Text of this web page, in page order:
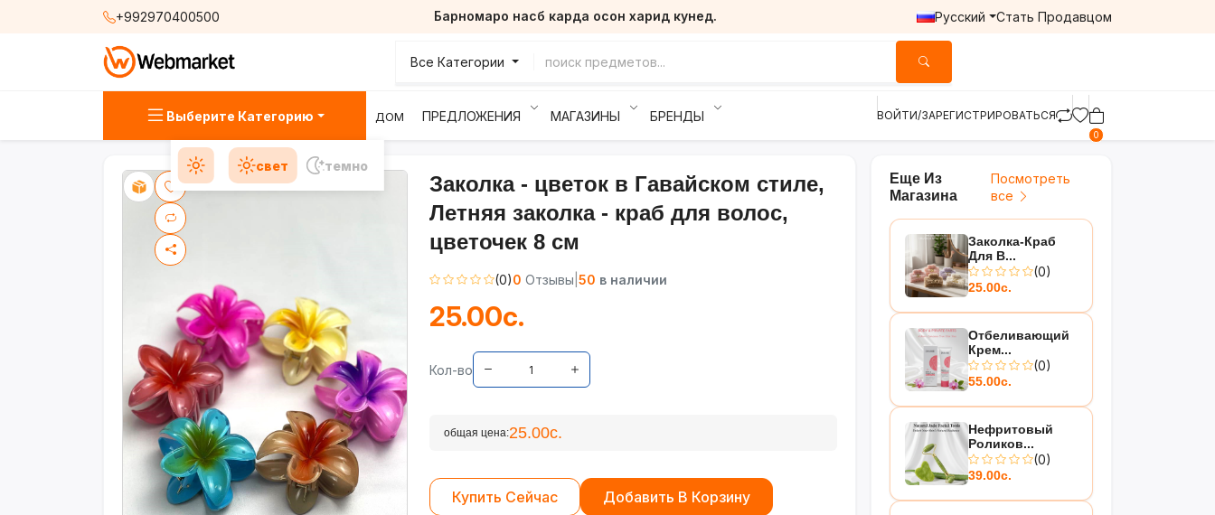
+992970400500 Барномаро насб карда осон харид кунед. Русский Стать Продавцом
Все Категории
Выберите Категорию ДОМ ПРЕДЛОЖЕНИЯ МАГАЗИНЫ БРЕНДЫ ВОЙТИ/ЗАРЕГИСТРИРОВАТЬСЯ
0
свет темно
Заколка - цветок в Гавайском стиле,
Летняя заколка - краб для волос,
цветочек 8 см
(0)0 Отзывы 50 в наличии
25.00с.
Кол-во
общая цена:25.00с.
Купить Сейчас Добавить В Корзину
Еще Из
Магазина
Посмотреть
все
Заколка-Краб
Для В...
(0)
25.00с.
Отбеливающий
Крем...
(0)
55.00с.
Нефритовый
Роликов...
(0)
39.00с.